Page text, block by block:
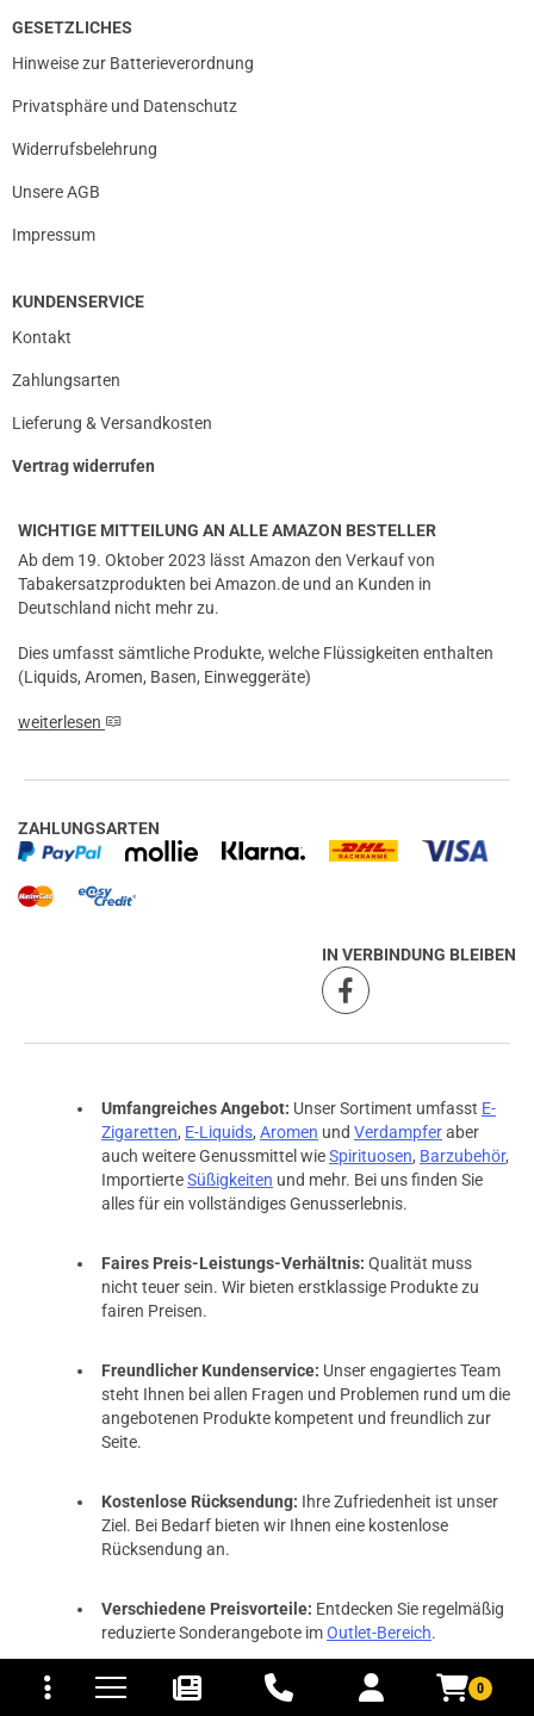
0
und Versandkosten
GESETZLICHES
Hinweise zur Batterieverordnung
Privatsphäre und Datenschutz
Widerrufsbelehrung
Unsere AGB
Impressum
KUNDENSERVICE
Kontakt
Zahlungsarten
Lieferung & Versandkosten
Vertrag widerrufen
WICHTIGE MITTEILUNG AN ALLE AMAZON BESTELLER
Ab dem 19. Oktober 2023 lässt Amazon den Verkauf von
Tabakersatzprodukten bei Amazon.de und an Kunden in
Deutschland nicht mehr zu.
Dies umfasst sämtliche Produkte, welche Flüssigkeiten enthalten
(Liquids, Aromen, Basen, Einweggeräte)
weiterlesen
ZAHLUNGSARTEN
IN VERBINDUNG BLEIBEN
Umfangreiches Angebot: Unser Sortiment umfasst E-
Zigaretten, E-Liquids, Aromen und Verdampferaber
auch weitere Genussmittel wieSpirituosen, Barzubehör,
ImportierteSüßigkeiten und mehr. Bei uns finden Sie
alles für ein vollständiges Genusserlebnis.
Faires Preis-Leistungs-Verhältnis: Qualität muss
nicht teuer sein. Wir bieten erstklassige Produkte zu
fairen Preisen.
Freundlicher Kundenservice: Unser engagiertes Team
steht Ihnen bei allen Fragen und Problemen rund um die
angebotenen Produkte kompetent und freundlich zur
Seite.
Kostenlose Rücksendung: Ihre Zufriedenheit ist unser
Ziel. Bei Bedarf bieten wir Ihnen eine kostenlose
Rücksendung an.
Verschiedene Preisvorteile: Entdecken Sie regelmäßig
reduzierte Sonderangebote imOutlet-Bereich.
Kostenloser Versand ab 34,99 Euro:Ab einem